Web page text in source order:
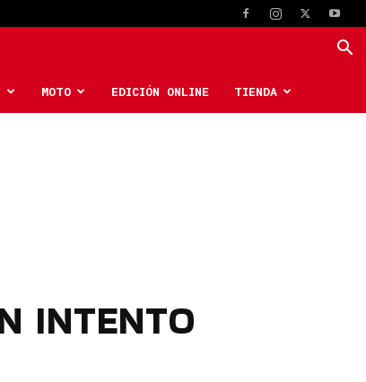
MOTO EDICIÓN ONLINE TIENDA
INTENTO